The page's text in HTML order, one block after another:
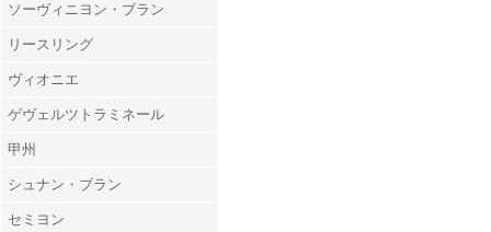
ソーヴィニヨン・ブラン
リースリング
ヴィオニエ
ゲヴェルツトラミネール
甲州
シュナン・ブラン
セミヨン